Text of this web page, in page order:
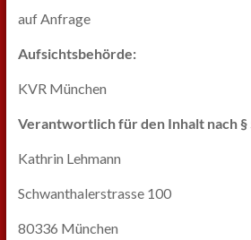
auf Anfrage
Aufsichtsbehörde:
KVR München
Verantwortlich für den Inhalt nach §
Kathrin Lehmann
Schwanthalerstrasse 100
80336 München